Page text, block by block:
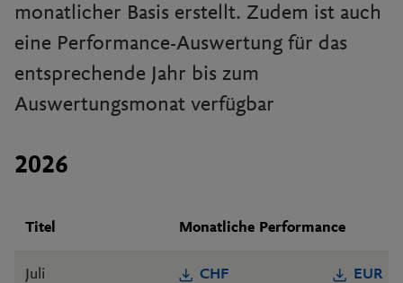
monatlicher Basis erstellt. Zudem ist auch
eine Performance-Auswertung für das
entsprechende Jahr bis zum
Auswertungsmonat verfügbar
2026
Titel Monatliche Performance
Juli CHF EUR